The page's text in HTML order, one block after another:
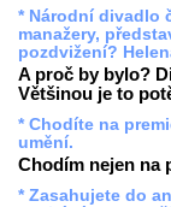
* Národní divadlo
manažery,
pozdvižení?
A proč by bylo?
Většinou je to
* Chodíte na
umění.
Chodím nejen na
* Zasahujete do